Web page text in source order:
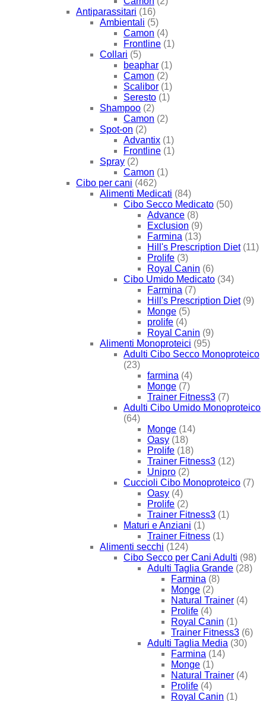
Antiparassitari (16)
Ambientali (5)
Camon (4)
Frontline (1)
Collari (5)
beaphar (1)
Camon (2)
Scalibor (1)
Seresto (1)
Shampoo (2)
Camon (2)
Spot-on (2)
Advantix (1)
Frontline (1)
Spray (2)
Camon (1)
Cibo per cani (462)
Alimenti Medicati (84)
Cibo Secco Medicato (50)
Advance (8)
Exclusion (9)
Farmina (13)
Hill's Prescription Diet (11)
Prolife (3)
Royal Canin (6)
Cibo Umido Medicato (34)
Farmina (7)
Hill's Prescription Diet (9)
Monge (5)
prolife (4)
Royal Canin (9)
Alimenti Monoproteici (95)
Adulti Cibo Secco Monoproteico
(23)
farmina (4)
Monge (7)
Trainer Fitness3 (7)
Adulti Cibo Umido Monoproteico
(64)
Monge (14)
Oasy (18)
Prolife (18)
Trainer Fitness3 (12)
Unipro (2)
Cuccioli Cibo Monoproteico (7)
Oasy (4)
Prolife (2)
Trainer Fitness3 (1)
Maturi e Anziani (1)
Trainer Fitness (1)
Alimenti secchi (124)
Cibo Secco per Cani Adulti (98)
Adulti Taglia Grande (28)
Farmina (8)
Monge (2)
Natural Trainer (4)
Prolife (4)
Royal Canin (1)
Trainer Fitness3 (6)
Adulti Taglia Media (30)
Farmina (14)
Monge (1)
Natural Trainer (4)
Prolife (4)
Royal Canin (1)